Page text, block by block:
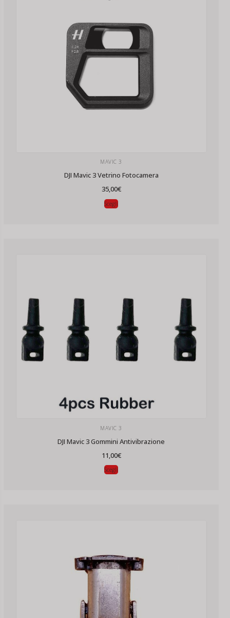
MAVIC 3
DJI Mavic 3 Vetrino Fotocamera
35,00€
Scegli
MAVIC 3
DJI Mavic 3 Gommini Antivibrazione
11,00€
Scegli